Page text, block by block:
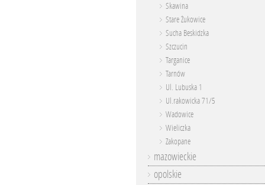
Skawina
Stare Żukowice
Sucha Beskidzka
Szczucin
Targanice
Tarnów
Ul. Lubuska 1
Ul.rakowicka 71/5
Wadowice
Wieliczka
Zakopane
mazowieckie
opolskie